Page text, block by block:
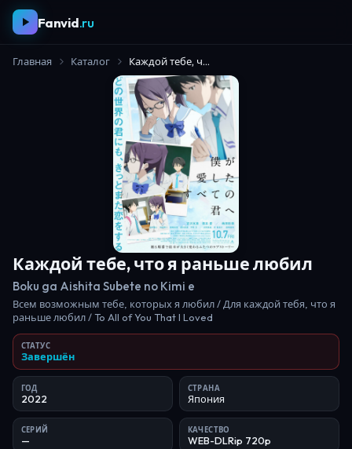
Fanvid.ru
Главная Каталог Каждой тебе, что я раньше любил
Каждой тебе, что я раньше любил
Boku ga Aishita Subete no Kimi e
Всем возможным тебе, которых я любил / Для каждой тебя, что я
раньше любил / To All of You That I Loved
СТАТУС
Завершён
ГОД
2022
СТРАНА
Япония
СЕРИЙ
—
КАЧЕСТВО
WEB-DLRip 720p